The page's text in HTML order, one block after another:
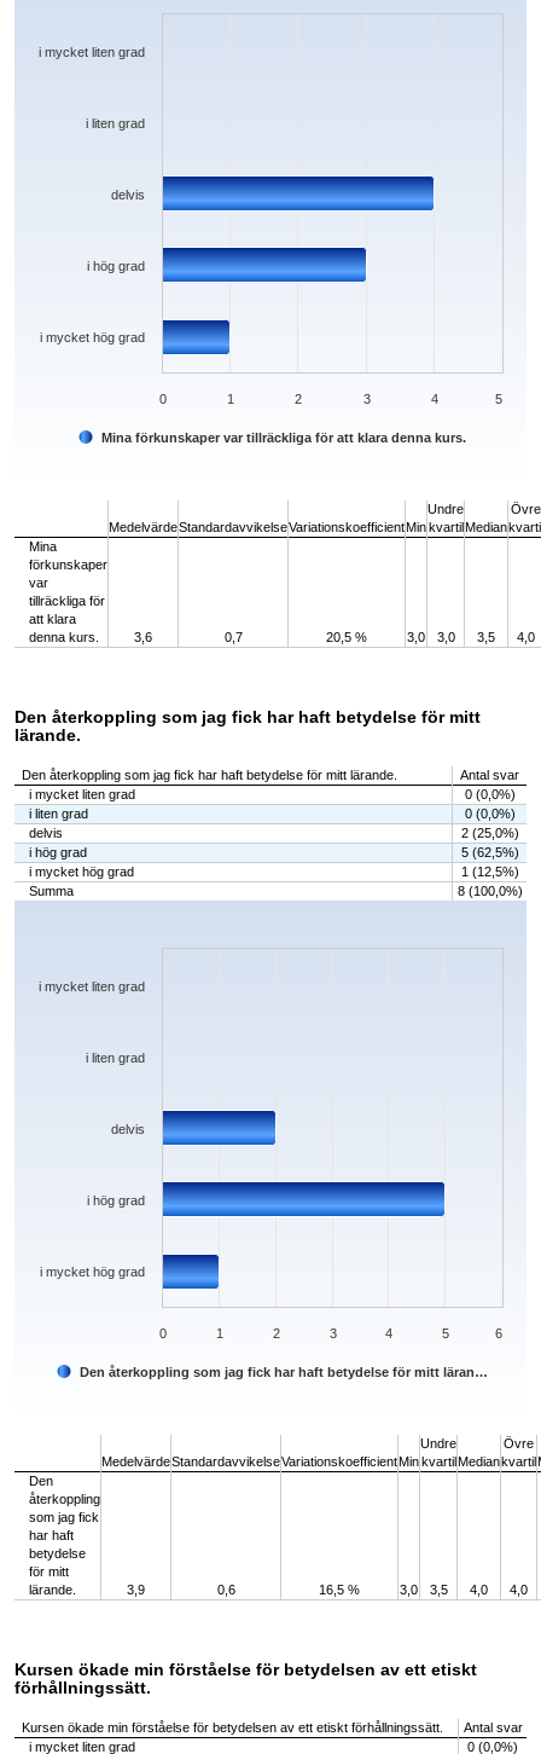
The chart has 1 X axis displaying categories.
Mina förkunskaper var tillräckliga för att klara denna kurs.
i mycket hög grad
i hög grad
delvis
i liten grad
i mycket liten grad
0 1 2 3 4 5
MedelvärdeStandardavvikelseVariationskoefficientMin
Undre
kvartilMedian
Övre
Mina
förkunskaper
var
tillräckliga för
att klara
denna kurs.
3,6 0,7 20,5 % 3,0 3,0 3,5 4,0
Den återkoppling som jag fick har haft betydelse för mitt
lärande.
Den återkoppling som jag fick har haft betydelse för mitt lärande.
Antal svar
i mycket liten grad
0 (0,0%)
i liten grad
0 (0,0%)
delvis
2 (25,0%)
i hög grad
5 (62,5%)
i mycket hög grad
1 (12,5%)
Summa
8 (100,0%)
Chart
The chart has 1 X axis displaying categories.
Den återkoppling som jag fick har haft betydelse för mitt läran…
i mycket hög grad
i hög grad
delvis
i liten grad
i mycket liten grad
0 1 2 3 4 5 6
MedelvärdeStandardavvikelseVariationskoefficientMin
Undre
kvartilMedian
Övre
kvartil
Den
återkoppling
som jag fick
har haft
betydelse
för mitt
lärande.
3,9 0,6 16,5 % 3,0 3,5 4,0 4,0
Kursen ökade min förståelse för betydelsen av ett etiskt
förhållningssätt.
Kursen ökade min förståelse för betydelsen av ett etiskt förhållningssätt.
Antal svar
i mycket liten grad
0 (0,0%)